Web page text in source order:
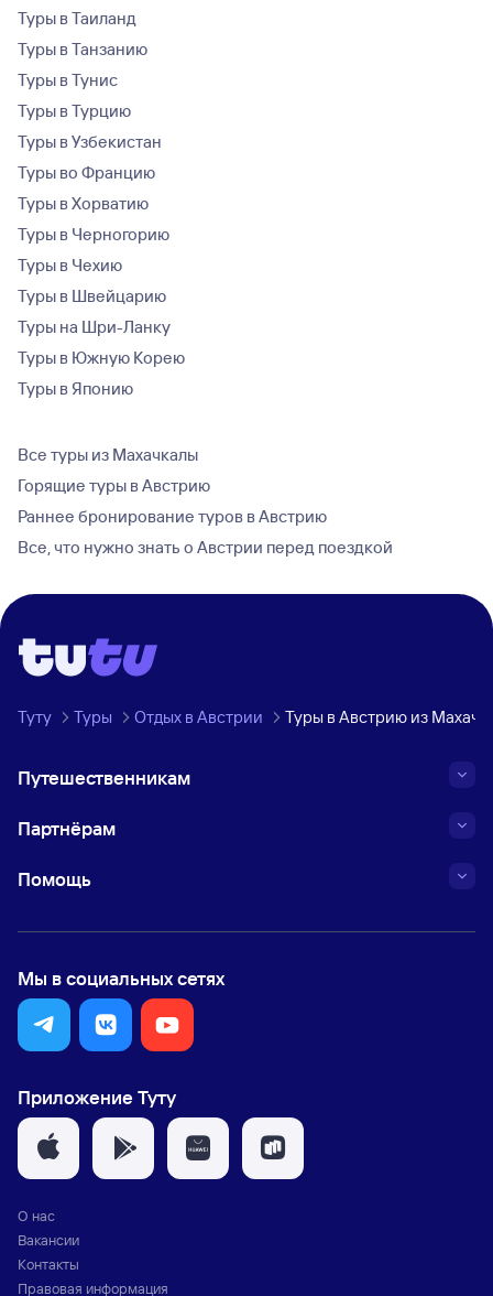
Туры в Таиланд
Туры в Танзанию
Туры в Тунис
Туры в Турцию
Туры в Узбекистан
Туры во Францию
Туры в Хорватию
Туры в Черногорию
Туры в Чехию
Туры в Швейцарию
Туры на Шри-Ланку
Туры в Южную Корею
Туры в Японию
Все туры из Махачкалы
Горящие туры в Австрию
Раннее бронирование туров в Австрию
Все, что нужно знать о Австрии перед поездкой
Туту Туры Отдых в Австрии Туры в Австрию из
Путешественникам
Партнёрам
Помощь
Мы в социальных сетях
Приложение Туту
О нас
Вакансии
Контакты
Правовая информация